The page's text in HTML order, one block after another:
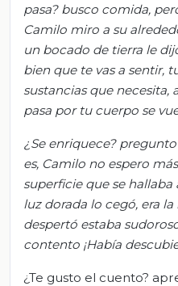
pasa? busco comida,
Camilo miro a su
un bocado de tierra le
bien que te vas a sentir, t
sustancias que necesita,
pasa por tu cuerpo se
¿Se enriquece? p
es, Camilo no espero
superficie que se hallaba
luz dorada lo cegó, era la
despertó estaba
contento ¡Había descub
¿Te gusto el cuento?